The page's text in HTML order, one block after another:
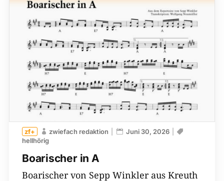
Boarischer in A
zwiefach redaktion
Juni 30, 2026
hellhörig
Boarischer von Sepp Winkler aus Kreuth